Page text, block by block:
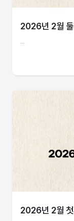
2026년 2월 둘
2026년 2월 첫